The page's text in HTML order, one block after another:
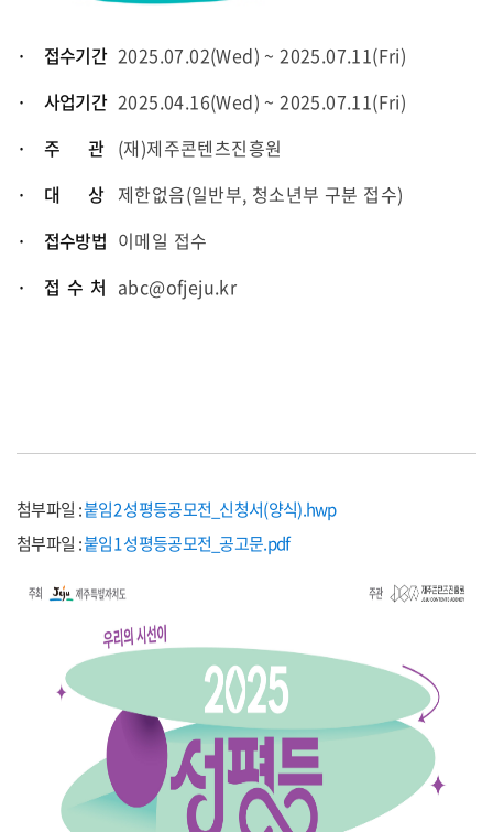
· 접수기간 2025.07.02(Wed) ~ 2025.07.11(Fri)
· 사업기간 2025.04.16(Wed) ~ 2025.07.11(Fri)
· 주 관 (재)제주콘텐츠진흥원
· 대 상 제한없음(일반부, 청소년부 구분 접수)
· 접수방법 이메일 접수
· 접 수 처 abc@ofjeju.kr
첨부파일 :붙임2 성평등공모전_신청서(양식).hwp
첨부파일 :붙임1 성평등공모전_공고문.pdf